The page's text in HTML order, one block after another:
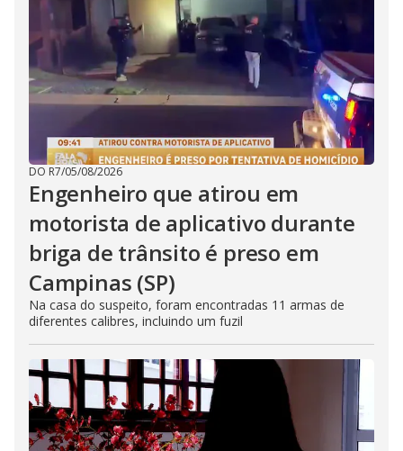
DO R7/05/08/2026
Engenheiro que atirou em
motorista de aplicativo durante
briga de trânsito é preso em
Campinas (SP)
Na casa do suspeito, foram encontradas 11 armas de
diferentes calibres, incluindo um fuzil